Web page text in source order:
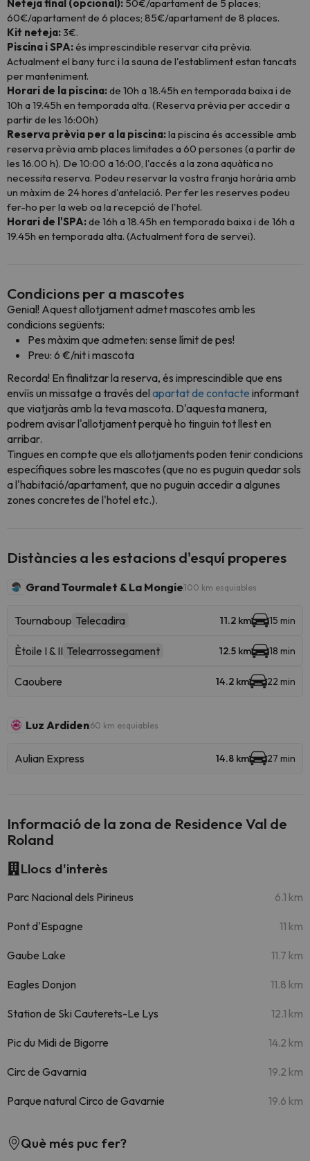
Neteja final (opcional): 50€/apartament de 5 places;
60€/apartament de 6 places; 85€/apartament de 8 places.
Kit neteja:3€.
Piscina i SPA:és imprescindible reservar cita prèvia.
Actualment el bany turc i la sauna de l'establiment estan tancats
per manteniment.
Horari de la piscina:de 10h a 18.45h en temporada baixa i de
10h a 19.45h en temporada alta. (Reserva prèvia per accedir a
partir de les 16:00h)
Reserva prèvia per a la piscina:la piscina és accessible amb
reserva prèvia amb places limitades a 60 persones (a partir de
les 16.00 h). De 10:00 a 16:00, l'accés a la zona aquàtica no
necessita reserva. Podeu reservar la vostra franja horària amb
un màxim de 24 hores d'antelació. Per fer les reserves podeu
fer-ho per la web oa la recepció de l'hotel.
Horari de l'SPA:de 16h a 18.45h en temporada baixa i de 16h a
19.45h en temporada alta. (Actualment fora de servei).
Condicions per a mascotes
Genial! Aquest allotjament admet mascotes amb les
condicions següents:
Pes màxim que admeten: sense límit de pes!
Preu: 6 €/nit i mascota
Recorda! En finalitzar la reserva, és imprescindible que ens
enviïs un missatge a través del apartat de contacte informant
que viatjaràs amb la teva mascota. D'aquesta manera,
podrem avisar l'allotjament perquè ho tinguin tot llest en
arribar.
Tingues en compte que els allotjaments poden tenir condicions
específiques sobre les mascotes (que no es puguin quedar sols
a l'habitació/apartament, que no puguin accedir a algunes
zones concretes de l'hotel etc.).
Distàncies a les estacions d'esquí properes
Grand Tourmalet & La Mongie100 km esquiables
Tournaboup Telecadira 11.2 km 15 min
Ètoile I & II Telearrossegament 12.5 km 18 min
Caoubere 14.2 km 22 min
Luz Ardiden60 km esquiables
Aulian Express 14.8 km 27 min
Informació de la zona de Residence Val de
Roland
Llocs d'interès
Parc Nacional dels Pirineus 6.1 km
Pont d'Espagne 11 km
Gaube Lake 11.7 km
Eagles Donjon 11.8 km
Station de Ski Cauterets-Le Lys 12.1 km
Pic du Midi de Bigorre 14.2 km
Circ de Gavarnia 19.2 km
Parque natural Circo de Gavarnie 19.6 km
Què més puc fer?